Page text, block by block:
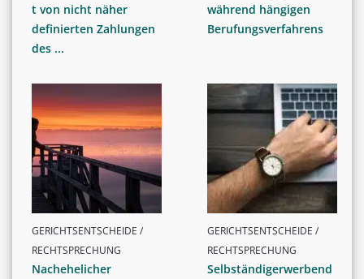
t von nicht näher
definierten Zahlungen
des ...
während hängigen
Berufungsverfahrens
GERICHTSENTSCHEIDE /
RECHTSPRECHUNG
Nachehelicher
GERICHTSENTSCHEIDE /
RECHTSPRECHUNG
Selbständigerwerbend